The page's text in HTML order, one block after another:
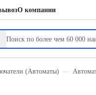
О компании
(Автоматы)